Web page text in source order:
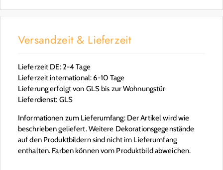
Versandzeit & Lieferzeit
Lieferzeit DE: 2-4 Tage
Lieferzeit international: 6-10 Tage
Lieferung erfolgt von GLS bis zur Wohnungstür
Lieferdienst: GLS
Informationen zum Lieferumfang: Der Artikel wird wie
beschrieben geliefert. Weitere Dekorationsgegenstände
auf den Produktbildern sind nicht im Lieferumfang
enthalten. Farben können vom Produktbild abweichen.